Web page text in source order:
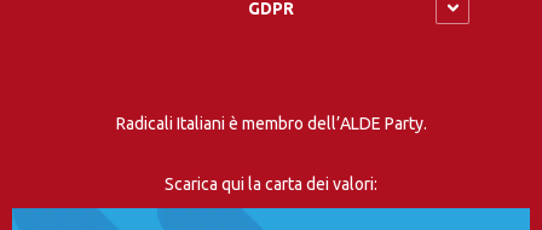
GDPR
Radicali Italiani è membro dell’ALDE Party.
Scarica qui la carta dei valori: